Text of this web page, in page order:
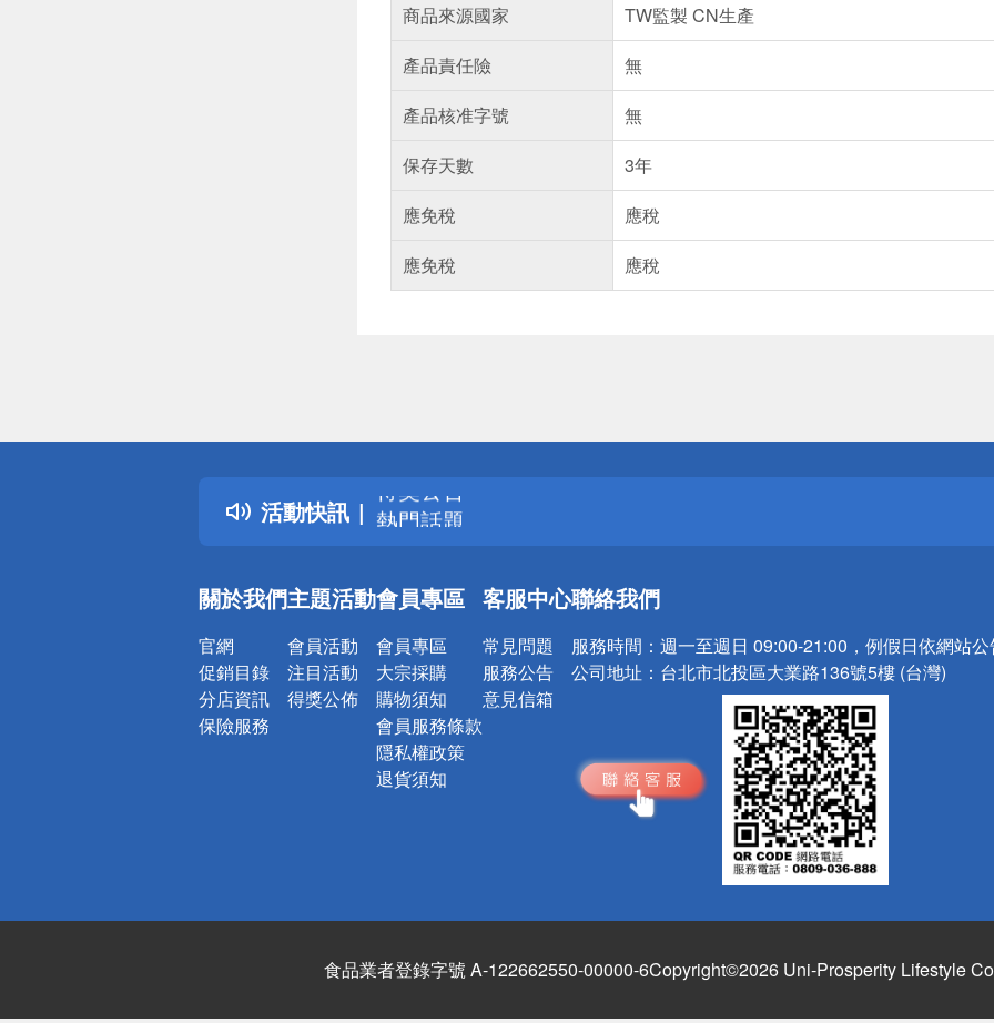
商品來源國家
TW監製 CN生產
產品責任險
無
產品核准字號
無
保存天數
3年
應免稅
應稅
應免稅
應稅
活動快訊
詐騙網頁！請小心！
得獎公告
熱門話題
銀行優惠
詐騙網頁！請小心！
關於我們
官網
促銷目錄
分店資訊
保險服務
主題活動
會員活動
注目活動
得獎公佈
會員專區
會員專區
大宗採購
購物須知
會員服務條款
隱私權政策
退貨須知
客服中心
常見問題
服務公告
意見信箱
聯絡我們
服務時間： 週一至週日 09:00-21:00，例假日依網站
公司地址： 台北市北投區大業路136號5樓 (台灣)
食品業者登錄字號 A-122662550-00000-6Copyright©2026 Uni-Prosperity Lifestyle